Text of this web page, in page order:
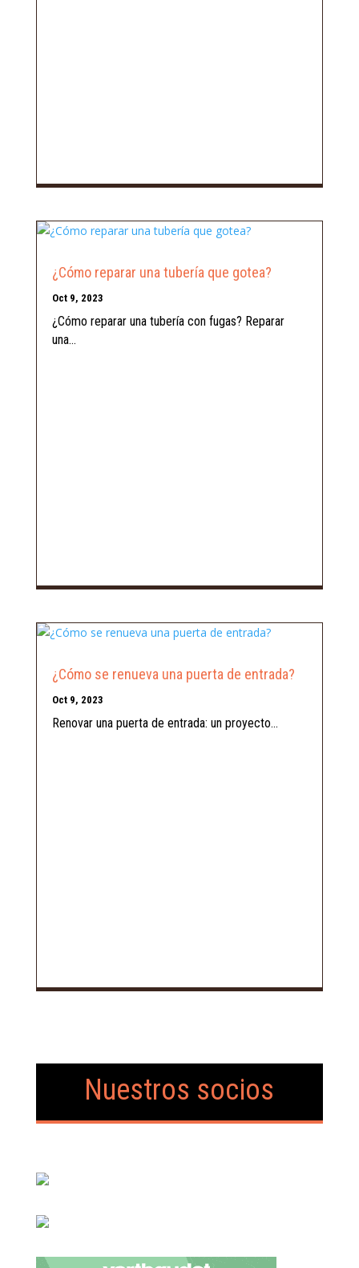
¿Cómo reparar una tubería que gotea?
Oct 9, 2023
¿Cómo reparar una tubería con fugas? Reparar
una...
¿Cómo se renueva una puerta de entrada?
Oct 9, 2023
Renovar una puerta de entrada: un proyecto...
Nuestros socios